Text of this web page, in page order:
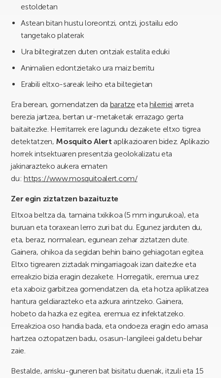
estoldetan
Astean bitan hustu loreontzi, ontzi, jostailu edo
tangetako platerak
Ura biltegiratzen duten ontziak estalita eduki
Animalien edontzietako ura maiz berritu
Erabili eltxo-sareak leiho eta biltegietan
Era berean, gomendatzen da baratze eta hilerriei arreta
berezia jartzea, bertan ur-metaketak errazago gerta
baitaitezke. Herritarrek ere lagundu dezakete eltxo tigrea
detektatzen, Mosquito Alert aplikazioaren bidez. Aplikazio
horrek intsektuaren presentzia geolokalizatu eta
jakinarazteko aukera ematen
du:https://www.mosquitoalert.com/
Zer egin ziztatzen bazaituzte
Eltxoa beltza da, tamaina txikikoa (5 mm ingurukoa), eta
buruan eta toraxean lerro zuri bat du. Egunez jarduten du,
eta, beraz, normalean, egunean zehar ziztatzen dute.
Gainera, ohikoa da segidan behin baino gehiagotan egitea.
Eltxo tigrearen ziztadak mingarriagoak izan daitezke eta
erreakzio bizia eragin dezakete. Horregatik, eremua urez
eta xaboiz garbitzea gomendatzen da, eta hotza aplikatzea
hantura geldiarazteko eta azkura arintzeko. Gainera,
hobeto da hazka ez egitea, eremua ez infektatzeko.
Erreakzioa oso handia bada, eta ondoeza eragin edo arnasa
hartzea oztopatzen badu, osasun-langileei galdetu behar
zaie.
Bestalde, arrisku-guneren bat bisitatu duenak, itzuli eta 15